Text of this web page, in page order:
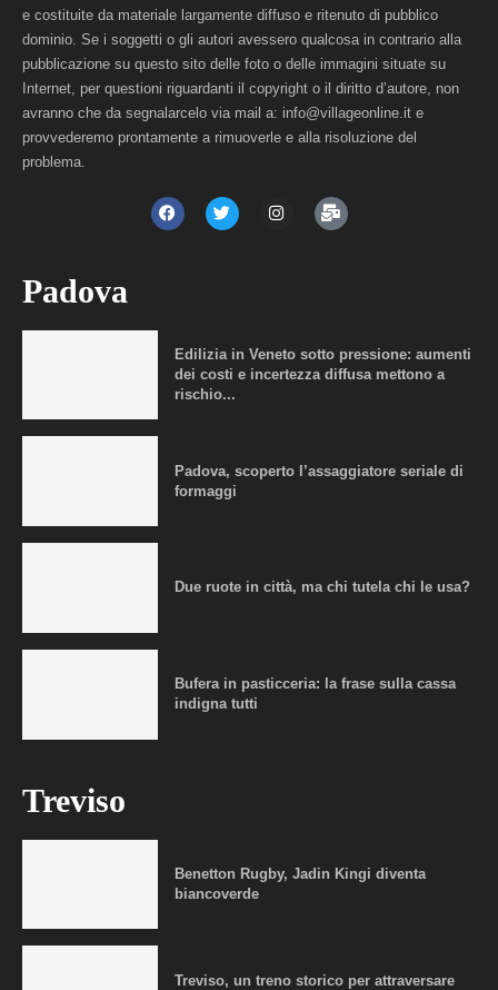
e costituite da materiale largamente diffuso e ritenuto di pubblico
dominio. Se i soggetti o gli autori avessero qualcosa in contrario alla
pubblicazione su questo sito delle foto o delle immagini situate su
Internet, per questioni riguardanti il copyright o il diritto d’autore, non
avranno che da segnalarcelo via mail a: info@villageonline.it e
provvederemo prontamente a rimuoverle e alla risoluzione del
problema.
Padova
Edilizia in Veneto sotto pressione: aumenti
dei costi e incertezza diffusa mettono a
rischio...
Padova, scoperto l’assaggiatore seriale di
formaggi
Due ruote in città, ma chi tutela chi le usa?
Bufera in pasticceria: la frase sulla cassa
indigna tutti
Treviso
Benetton Rugby, Jadin Kingi diventa
biancoverde
Treviso, un treno storico per attraversare